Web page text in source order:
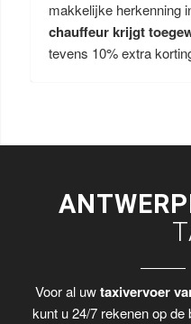
makkelijke herkenning
chauffeur krijgt
tevens 10% extra
Voor al uwtaxivervoer
kunt u 24/7 rekenen op